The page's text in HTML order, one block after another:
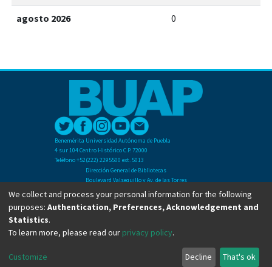
agosto 2026 0
Benemérita Universidad Autónoma de Puebla
4 sur 104 Centro Histórico C.P. 72000
Teléfono +52(222) 2295500 ext. 5013
Dirección General de Bibliotecas
Boulevard Valsequillo y Av. de las Torres
Ciudad Universitaria. Col. San Manuel
C.P. 72570
Teléfono +52 (222) 2295500 Ext 2901
Copyright © Dirección General de Bibliotecas - BUAP 2024. All right reserved.
We collect and process your personal information for the following
purposes: Authentication, Preferences, Acknowledgement and
Statistics.
To learn more, please read our privacy policy.
Customize Decline That's ok